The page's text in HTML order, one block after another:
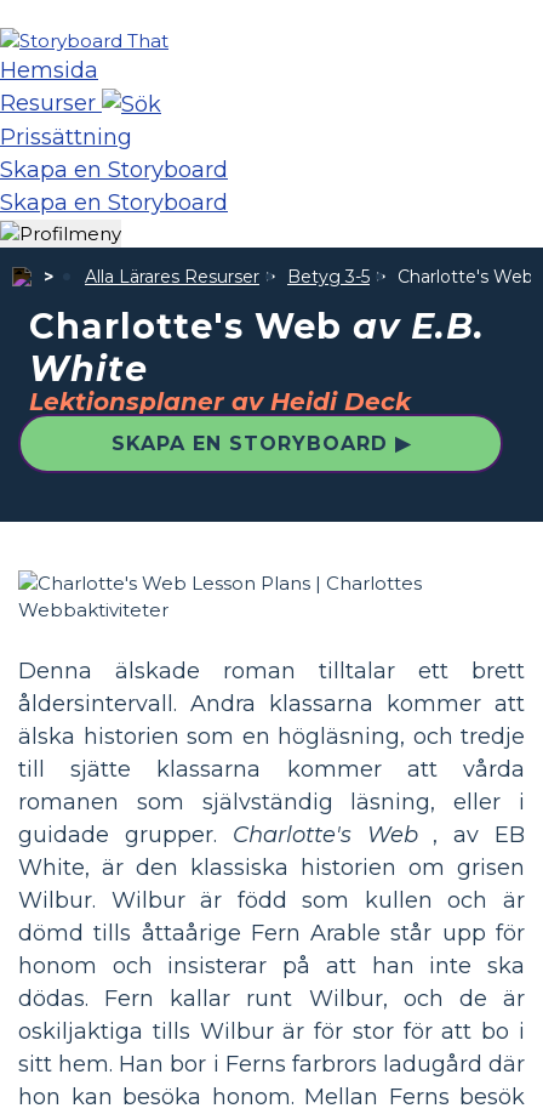
Hemsida
Resurser
Prissättning
Skapa en Storyboard
Skapa en Storyboard
Alla Lärares Resurser Betyg 3-5 Charlotte's Web
Charlotte's Web av E.B.
White
Lektionsplaner av Heidi Deck
SKAPA EN STORYBOARD ▶
Denna älskade roman tilltalar ett brett
åldersintervall. Andra klassarna kommer att
älska historien som en högläsning, och tredje
till sjätte klassarna kommer att vårda
romanen som självständig läsning, eller i
guidade grupper. Charlotte's Web, av EB
White, är den klassiska historien om grisen
Wilbur. Wilbur är född som kullen och är
dömd tills åttaårige Fern Arable står upp för
honom och insisterar på att han inte ska
dödas. Fern kallar runt Wilbur, och de är
oskiljaktiga tills Wilbur är för stor för att bo i
sitt hem. Han bor i Ferns farbrors ladugård där
hon kan besöka honom. Mellan Ferns besök